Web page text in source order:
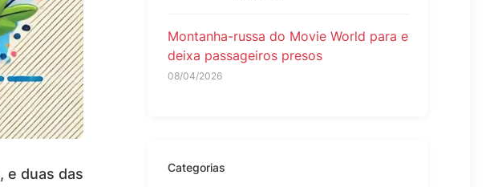
e duas das
Montanha-russa do Movie World para e
deixa passageiros presos
08/04/2026
Categorias